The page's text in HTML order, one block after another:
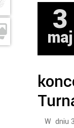
3
maj
W dniu